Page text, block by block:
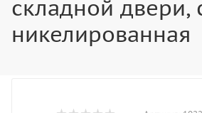
складной двери,
никелированная